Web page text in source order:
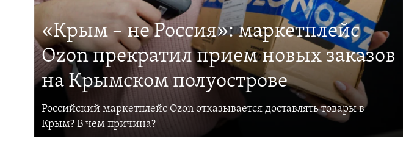
«Крым – не Россия»: маркетплейс
Ozon прекратил прием новых заказов
на Крымском полуострове
Российский маркетплейс Ozon отказывается доставлять товары в
Крым? В чем причина?